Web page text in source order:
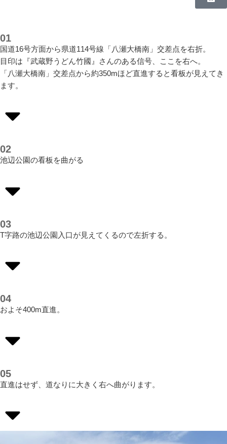
01
国道16号方面から県道114号線「八瀬大橋南」交差点を右折。
目印は『武蔵野うどん竹國』さんのある信号、ここを右へ。
「八瀬大橋南」交差点から約350mほど直進すると看板が見えてき
ます。
02
池辺公園の看板を曲がる
03
T字路の池辺公園入口が見えてくるので左折する。
04
およそ400m直進。
05
直進はせず、道なりに大きく右へ曲がります。